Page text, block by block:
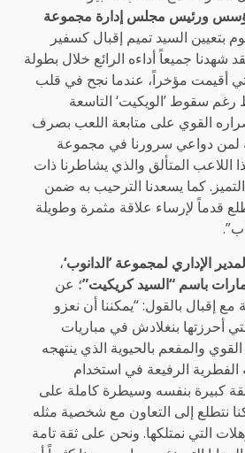
ورئيس مجلس إدارة مجموعة
بتعيين السيد تميم إقبال كسفير
شهدنا جميعاً أداءه الرائع خلال بطولة
أقيمت مؤخراً، عندما نجح في قلب
رغم سقوط ’الويكيت‘ التاسعة
القوي على متابعة اللعب بصرف
لمن دواعي سرورنا في مجموعة
اللاعب المتألق والذي يشاطرنا ذات
كما يسعدنا الترحيب به ضمن
قدماً لإرساء علاقة مثمرة وطويلة
الإداري لمجموعة ’الدانوب‘،
باسم “السيد كريكيت”؛ عن
مع إقبال بالقول: “يمكننا أن نعزو
أحرزتها بنغلادش في مباريات
والمفعم بالحيوية الذي ينتهجه
الرفيعة في استخدام
كبيرة بنفسه وسيطرة كاملة على
نتطلع إلى التعاون مع شخصية مثله
التي نمتلكها. ونحن على ثقة تامة